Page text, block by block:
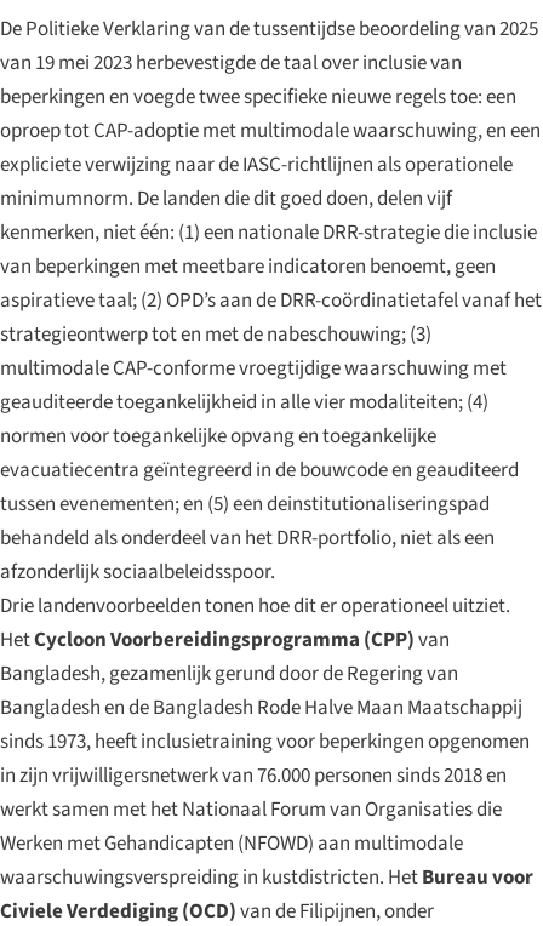
De Politieke Verklaring van de tussentijdse beoordeling van 2025
van 19 mei 2023 herbevestigde de taal over inclusie van
beperkingen en voegde twee specifieke nieuwe regels toe: een
oproep tot CAP-adoptie met multimodale waarschuwing, en een
expliciete verwijzing naar de IASC-richtlijnen als operationele
minimumnorm. De landen die dit goed doen, delen vijf
kenmerken, niet één: (1) een nationale DRR-strategie die inclusie
van beperkingen met meetbare indicatoren benoemt, geen
aspiratieve taal; (2) OPD’s aan de DRR-coördinatietafel vanaf het
strategieontwerp tot en met de nabeschouwing; (3)
multimodale CAP-conforme vroegtijdige waarschuwing met
geauditeerde toegankelijkheid in alle vier modaliteiten; (4)
normen voor toegankelijke opvang en toegankelijke
evacuatiecentra geïntegreerd in de bouwcode en geauditeerd
tussen evenementen; en (5) een deinstitutionaliseringspad
behandeld als onderdeel van het DRR-portfolio, niet als een
afzonderlijk sociaalbeleidsspoor.
Drie landenvoorbeelden tonen hoe dit er operationeel uitziet.
HetCycloon Voorbereidingsprogramma (CPP)van
Bangladesh, gezamenlijk gerund door de Regering van
Bangladesh en de Bangladesh Rode Halve Maan Maatschappij
sinds 1973, heeft inclusietraining voor beperkingen opgenomen
in zijn vrijwilligersnetwerk van 76.000 personen sinds 2018 en
werkt samen met het Nationaal Forum van Organisaties die
Werken met Gehandicapten (NFOWD) aan multimodale
waarschuwingsverspreiding in kustdistricten. HetBureau voor
Civiele Verdediging (OCD)van de Filipijnen, onder